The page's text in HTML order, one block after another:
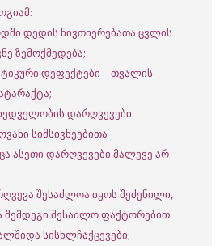
დედის ნივთიერებათა ცვლის
ზემოქმედება;
დეფექტები – თვალის
დარღვევები
სიმსივნეებითა
ასეთი დარღვევები მალევე არ
შესაძლოა იყოს შეძენილი,
შემდეგი შესაძლო ფაქტორებით:
სისხლჩაქცევები;